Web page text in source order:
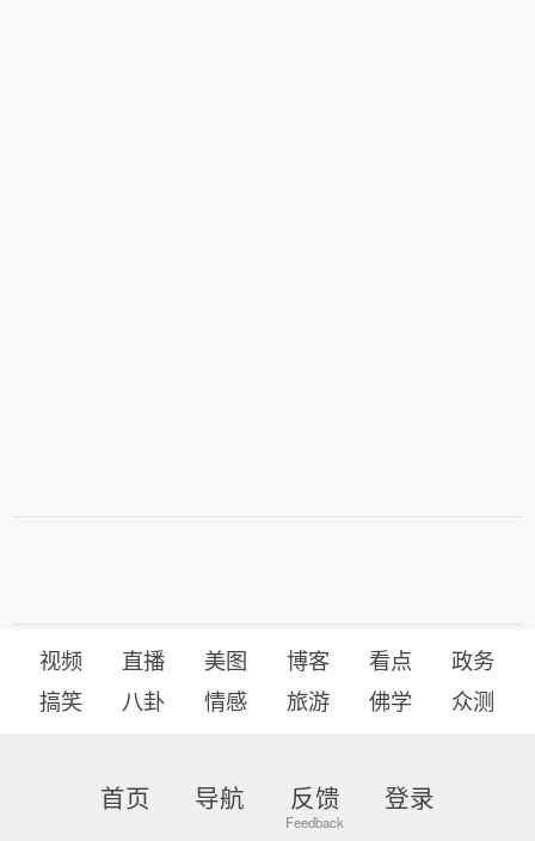
视频 直播 美图 博客 看点
政务
搞笑
八卦 情感 旅游 佛学 众测
首页 导航 反馈 登录